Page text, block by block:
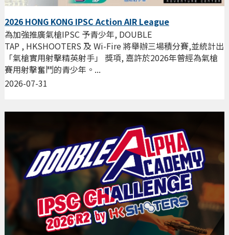
2026 HONG KONG IPSC Action AIR League
2026-07-31
為加強推廣氣槍IPSC 予青少年, DOUBLE
TAP , HKSHOOTERS 及 Wi-Fire 將舉辦三場積分賽,並統計出
「氣槍實用射擊精英射手」 獎項, 嘉許於2026年曾經為氣槍
賽用射擊奮鬥的青少年。...